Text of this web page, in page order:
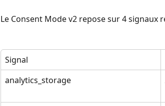
Le Consent Mode v2 repose sur 4 signaux
Signal
analytics_storage